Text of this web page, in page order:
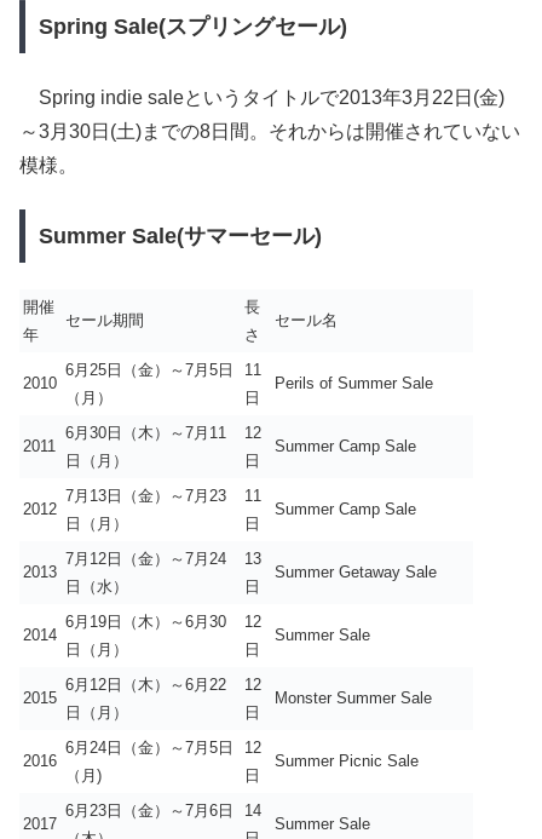
Spring Sale(スプリングセール)
Spring indie saleというタイトルで2013年3月22日(金)
～3月30日(土)までの8日間。それからは開催されていない
模様。
Summer Sale(サマーセール)
開催
年
セール期間
長
さ
セール名
2010
6月25日（金）～7月5日
（月）
11
日
Perils of Summer Sale
2011
6月30日（木）～7月11
日（月）
12
日
Summer Camp Sale
2012
7月13日（金）～7月23
日（月）
11
日
Summer Camp Sale
2013
7月12日（金）～7月24
日（水）
13
日
Summer Getaway Sale
2014
6月19日（木）～6月30
日（月）
12
日
Summer Sale
2015
6月12日（木）～6月22
日（月）
12
日
Monster Summer Sale
2016
6月24日（金）～7月5日
（月)
12
日
Summer Picnic Sale
2017
6月23日（金）～7月6日
14
Summer Sale